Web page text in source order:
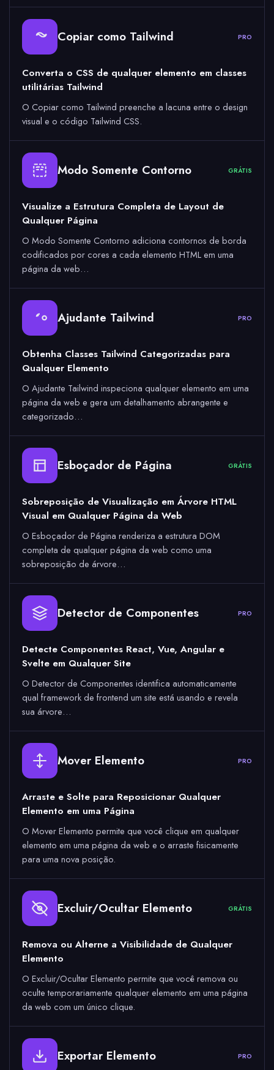
Copiar como Tailwind PRO
Converta o CSS de qualquer elemento em classes
utilitárias Tailwind
O Copiar como Tailwind preenche a lacuna entre o design
visual e o código Tailwind CSS.
Modo Somente Contorno GRÁTIS
Visualize a Estrutura Completa de Layout de
Qualquer Página
O Modo Somente Contorno adiciona contornos de borda
codificados por cores a cada elemento HTML em uma
página da web…
Ajudante Tailwind PRO
Obtenha Classes Tailwind Categorizadas para
Qualquer Elemento
O Ajudante Tailwind inspeciona qualquer elemento em uma
página da web e gera um detalhamento abrangente e
categorizado…
Esboçador de Página GRÁTIS
Sobreposição de Visualização em Árvore HTML
Visual em Qualquer Página da Web
O Esboçador de Página renderiza a estrutura DOM
completa de qualquer página da web como uma
sobreposição de árvore…
Detector de Componentes PRO
Detecte Componentes React, Vue, Angular e
Svelte em Qualquer Site
O Detector de Componentes identifica automaticamente
qual framework de frontend um site está usando e revela
sua árvore…
Mover Elemento PRO
Arraste e Solte para Reposicionar Qualquer
Elemento em uma Página
O Mover Elemento permite que você clique em qualquer
elemento em uma página da web e o arraste fisicamente
para uma nova posição.
Excluir/Ocultar Elemento GRÁTIS
Remova ou Alterne a Visibilidade de Qualquer
Elemento
O Excluir/Ocultar Elemento permite que você remova ou
oculte temporariamente qualquer elemento em uma página
da web com um único clique.
Exportar Elemento PRO